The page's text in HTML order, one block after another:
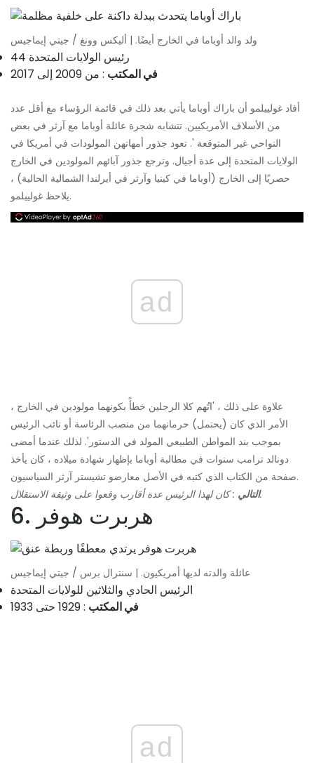
ولد والد أوباما في الخارج أيضًا. | أليكس وونغ / جيتي إيماجيس
44 رئيس الولايات المتحدة
في المكتب : من 2009 إلى 2017
أفاد غولييلمو أن باراك أوباما يأتي بعد ذلك في قائمة الرؤساء مع أقل عدد
من الأسلاف الأمريكيين. تتشابه شجرة عائلة أوباما مع آرثر في بعض
النواحي غير المتوقعة '. تعود جذور أمهاتهن المولودات في أمريكا في
الولايات المتحدة إلى عدة أجيال. وترجع جذور آبائهم المولودين في الخارج
حصريًا إلى الخارج (أوباما في كينيا وآرثر في أيرلندا الشمالية الحالية) ،
يلاحظ غولييلمو.
ad
علاوة على ذلك ، 'اتُهم كلا الرجلين خطأً بكونهما مولودين في الخارج ،
الأمر الذي كان (يحتمل) حرمانهما من منصب الرئاسة أو نائب الرئيس
بموجب بند المواطن الطبيعي المولد في الدستور'. لذلك عندما أمضى
دونالد ترامب سنوات في مطالبة أوباما بإظهار شهادة ميلاده ، كان يأخذ
صفحة من الكتاب الذي كتبه في الأصل معارضو تشيستر آرثر السياسيون.
التالي: كان لهذا الرئيس عدة أقارب وقعوا على وثيقة الاستقلال.
6. هربرت هوفر
عائلة والدته لديها أمريكيون. | سنترال برس / جيتي إيماجيس
الرئيس الحادي والثلاثين للولايات المتحدة
في المكتب : 1929 حتى 1933
ad